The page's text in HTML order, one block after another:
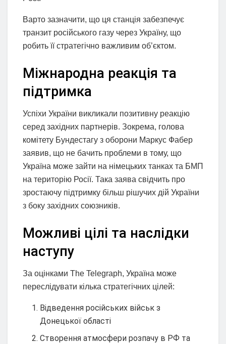
Варто зазначити, що ця станція забезпечує
транзит російського газу через Україну, що
робить її стратегічно важливим об’єктом.
Міжнародна реакція та
підтримка
Успіхи України викликали позитивну реакцію
серед західних партнерів. Зокрема, голова
комітету Бундестагу з оборони Маркус Фабер
заявив, що не бачить проблеми в тому, що
Україна може зайти на німецьких танках та БМП
на територію Росії. Така заява свідчить про
зростаючу підтримку більш рішучих дій України
з боку західних союзників.
Можливі цілі та наслідки
наступу
За оцінками The Telegraph, Україна може
переслідувати кілька стратегічних цілей:
Відведення російських військ з
Донецької області
Створення атмосфери розпачу в РФ та